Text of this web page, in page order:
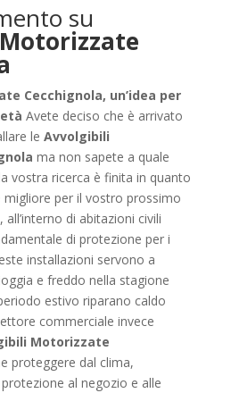
su
Cecchignola, un’idea per
Avete deciso che è arrivato
le Avvolgibili
ma non sapete a quale
vostra ricerca è finita in quanto
per il vostro prossimo
di abitazioni civili
di protezione per i
installazioni servono a
e freddo nella stagione
estivo riparano caldo
commerciale invece
Motorizzate
proteggere dal clima,
al negozio e alle